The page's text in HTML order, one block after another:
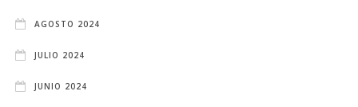
AGOSTO 2024
JULIO 2024
JUNIO 2024